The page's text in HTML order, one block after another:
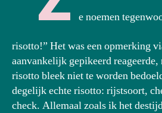
e noemen
risotto!” Het was een opmerking
aanvankelijk gepikeerd
risotto bleek niet te worden
degelijk echte risotto: rijstsoort,
check. Allemaal zoals ik het